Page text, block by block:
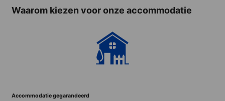
Waarom kiezen voor onze accommodatie
Accommodatie gegarandeerd